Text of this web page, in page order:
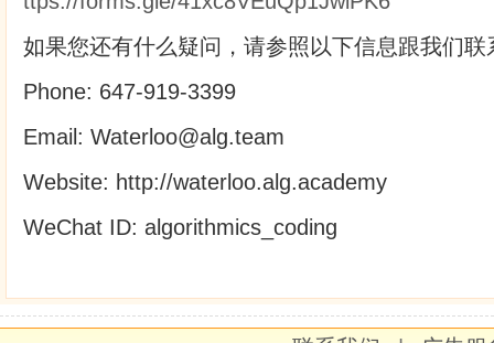
如果您还有什么疑问，请参照以下信息跟我们联
Phone: 647-919-3399
Email: Waterloo@alg.team
Website: http://waterloo.alg.academy
WeChat ID: algorithmics_coding